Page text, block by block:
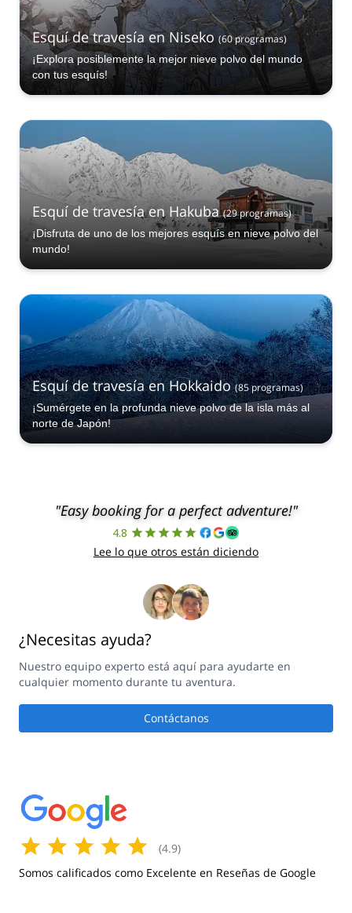
Esquí de travesía en Niseko (60programas)
¡Explora posiblemente la mejor nieve polvo del mundo
con tus esquís!
Esquí de travesía en Hakuba (29programas)
¡Disfruta de uno de los mejores esquís en nieve polvo del
mundo!
Esquí de travesía en Hokkaido (85programas)
¡Sumérgete en la profunda nieve polvo de la isla más al
norte de Japón!
"Easy booking for a perfect adventure!"
4.8
Lee lo que otros están diciendo
¿Necesitas ayuda?
Nuestro equipo experto está aquí para ayudarte en
cualquier momento durante tu aventura.
Contáctanos
(4.9)
Somos calificados como Excelente en Reseñas de Google